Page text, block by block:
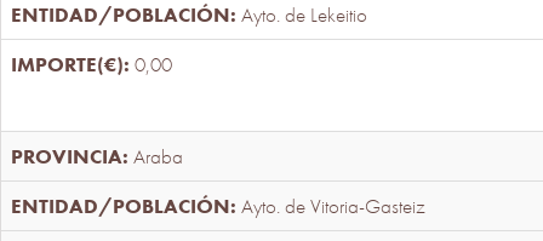
Ayto. de Lekeitio
0,00
Araba
Ayto. de Vitoria-Gasteiz